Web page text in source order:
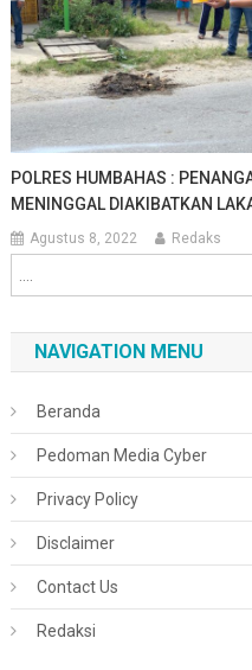
POLRES HUMBAHAS :
MENINGGAL DIAKIBATKAN
Agustus 8, 2022 Redaks
NAVIGATION MENU
Beranda
Pedoman Media Cyber
Privacy Policy
Disclaimer
Contact Us
Redaksi